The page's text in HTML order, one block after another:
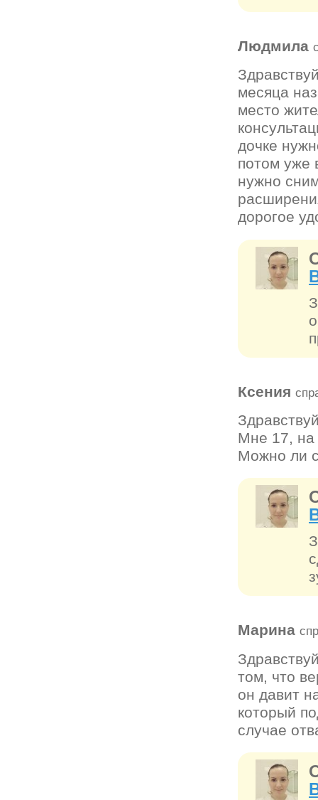
Людмила
месяца
место
дочке
потом уже
нужно
дорогое
Ксения
Мне 17, на
Можно ли
Марина
том, что
он давит
который
случае